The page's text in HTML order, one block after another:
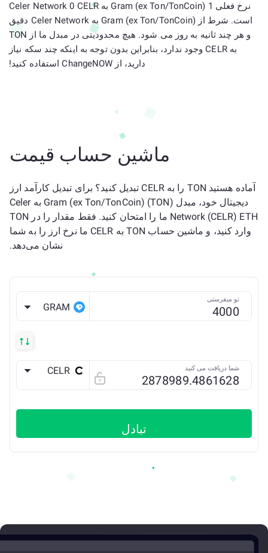
نرخ فعلی 1 Gram (ex Ton/TonCoin) به Celer Network 0 CELR
است. شرط از Gram (ex Ton/TonCoin) به Celer Network دقیق
و هر چند ثانیه به روز می شود. هیچ محدودیتی در مبدل ما از TON
به CELR وجود ندارد، بنابراین بدون توجه به اینکه چند سکه نیاز
دارید، از ChangeNOW استفاده کنید!
ماشین حساب قیمت
آماده هستید TON را به CELR تبدیل کنید؟ برای تبدیل کارآمد ارز
دیجیتال خود، مبدل Gram (ex Ton/TonCoin) (TON) به Celer
Network (CELR) ETH ما را امتحان کنید. فقط مقدار را در TON
وارد کنید، و ماشین حساب TON به CELR ما نرخ ارز را به شما
نشان می‌دهد.
تو میفرستی
GRAM
شما دریافت می کنید CELR
تبادل